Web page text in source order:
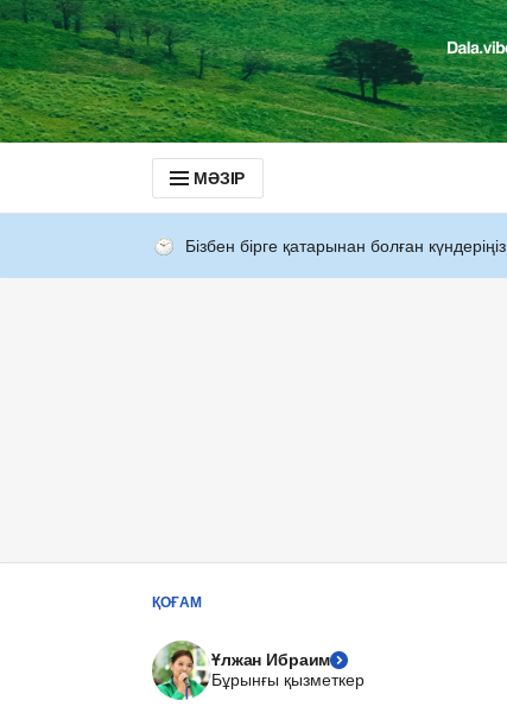
МӘЗІР
Бізбен бірге қатарынан болған күндеріңіз
ҚОҒАМ
Ұлжан Ибраим
Бұрынғы қызметкер